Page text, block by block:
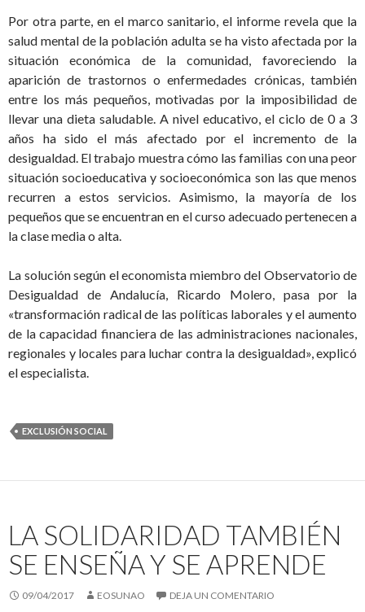
Por otra parte, en el marco sanitario, el informe revela que la
salud mental de la población adulta se ha visto afectada por la
situación económica de la comunidad, favoreciendo la
aparición de trastornos o enfermedades crónicas, también
entre los más pequeños, motivadas por la imposibilidad de
llevar una dieta saludable. A nivel educativo, el ciclo de 0 a 3
años ha sido el más afectado por el incremento de la
desigualdad. El trabajo muestra cómo las familias con una peor
situación socioeducativa y socioeconómica son las que menos
recurren a estos servicios. Asimismo, la mayoría de los
pequeños que se encuentran en el curso adecuado pertenecen a
la clase media o alta.
La solución según el economista miembro del Observatorio de
Desigualdad de Andalucía, Ricardo Molero, pasa por la
«transformación radical de las políticas laborales y el aumento
de la capacidad financiera de las administraciones nacionales,
regionales y locales para luchar contra la desigualdad», explicó
el especialista.
EXCLUSIÓN SOCIAL
LA SOLIDARIDAD TAMBIÉN
SE ENSEÑA Y SE APRENDE
09/04/2017 EOSUNAO DEJA UN COMENTARIO